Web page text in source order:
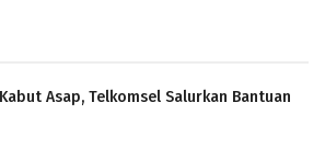
Asap, Telkomsel Salurkan Bantuan